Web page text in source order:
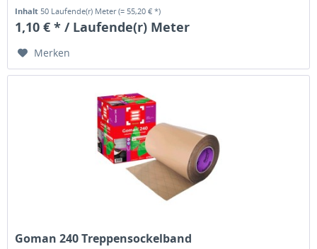
Inhalt 50 Laufende(r) Meter(= 55,20 € *)
1,10 € * / Laufende(r) Meter
Merken
Goman 240 Treppensockelband